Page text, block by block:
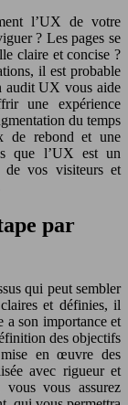
l’UX de votre
? Les pages se
claire et concise ?
il est probable
audit UX vous aide
une expérience
du temps
de rebond et une
que l’UX est un
vos visiteurs et
par
qui peut sembler
et définies, il
a son importance et
des objectifs
en œuvre des
avec rigueur et
vous vous assurez